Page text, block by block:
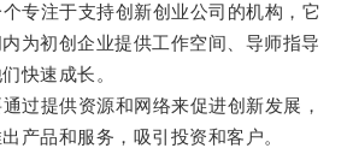
注于支持创新创业公司的机构，它
为初创企业提供工作空间、导师指导
快速成长。
提供资源和网络来促进创新发展，
产品和服务，吸引投资和客户。